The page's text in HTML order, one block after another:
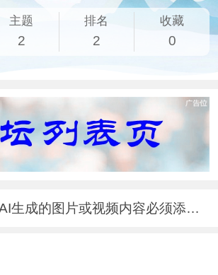
主题
2
排名
2
收藏
0
帖子中含有AI生成的图片或视频内容必须添加标识的公告